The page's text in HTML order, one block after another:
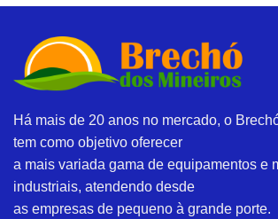
Há mais de 20 anos no mercado, o
tem como objetivo oferecer
a mais variada gama de equipamentos e
industriais, atendendo desde
as empresas de pequeno à grande porte.